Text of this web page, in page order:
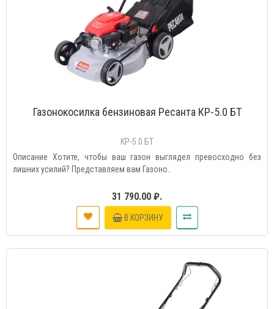
Газонокосилка бензиновая Ресанта КР-5.0 БТ
КР-5.0 БТ
Описание Хотите, чтобы ваш газон выглядел превосходно без
лишних усилий? Представляем вам Газоно..
31 790.00 ₽.
В КОРЗИНУ